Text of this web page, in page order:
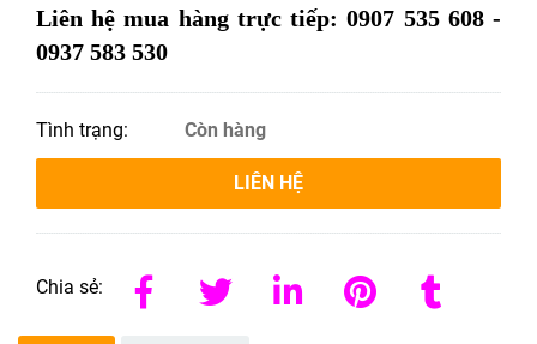
Liên hệ mua hàng trực tiếp: 0907 535 608 -
0937 583 530
Tình trạng: Còn hàng
LIÊN HỆ
Chia sẻ: